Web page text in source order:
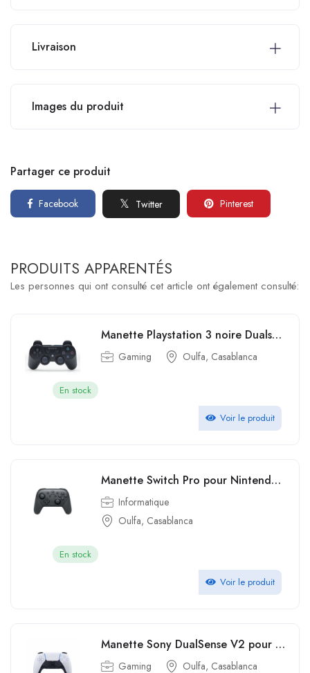
Livraison
Images du produit
Partager ce produit
Facebook Twitter Pinterest
PRODUITS APPARENTÉS
Les personnes qui ont consulté cet article ont également consulté:
Manette Playstation 3 noire Dualshock 3 Manette PS3 noire Sony Dual Shock 3
Gaming Oulfa, Casablanca
En stock
Voir le produit
Manette Switch Pro pour Nintendo Switch
Informatique
Oulfa, Casablanca
En stock
Voir le produit
Manette Sony DualSense V2 pour PS5 et PC Blanc
Gaming Oulfa, Casablanca